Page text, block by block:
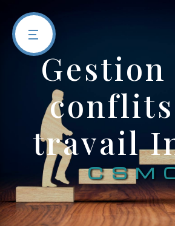
gestion des
travail